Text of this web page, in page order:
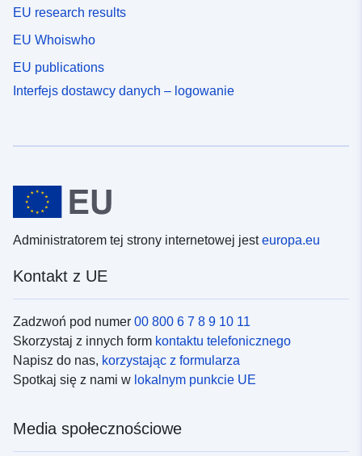
EU research results
EU Whoiswho
EU publications
Interfejs dostawcy danych – logowanie
Administratorem tej strony internetowej jesteuropa.eu
Kontakt z UE
Zadzwoń pod numer 00 800 6 7 8 9 10 11
Skorzystaj z innych form kontaktu telefonicznego
Napisz do nas, korzystając z formularza
Spotkaj się z nami w lokalnym punkcie UE
Media społecznościowe